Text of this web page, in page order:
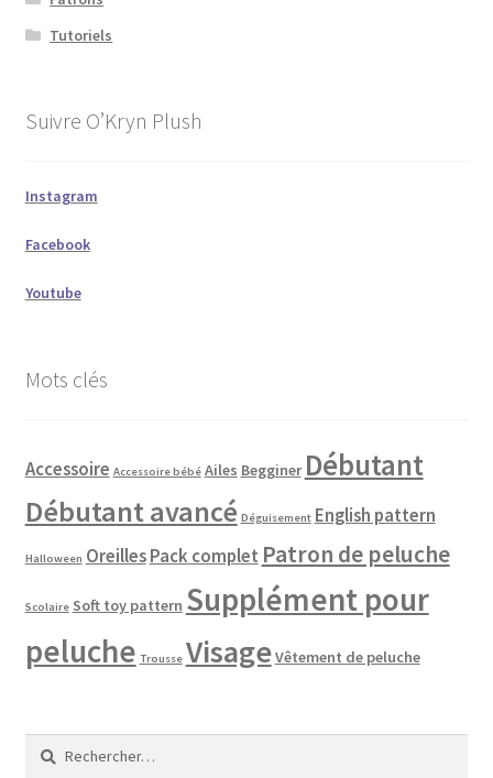
Tutoriels
Suivre O’Kryn Plush
Instagram
Facebook
Youtube
Mots clés
Accessoire Accessoire bébé Ailes Begginer Débutant
Débutant avancé Déguisement English pattern
Halloween Oreilles Pack complet Patron de peluche
Scolaire Soft toy pattern Supplément pour
peluche Trousse VisageVêtement de peluche
Rechercher :